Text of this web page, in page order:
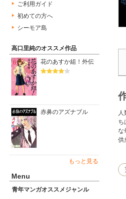
ご利用ガイド
初めての方へ
シーモア島
高口里純のオススメ作品
花のあすか組！外伝
赤鼻のアズナブル
もっと見る
Menu
青年マンガオススメジャンル
ち
な
供